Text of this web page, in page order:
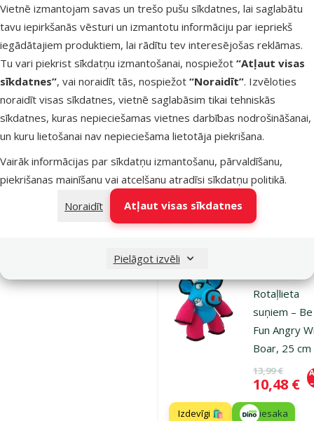
Vietnē izmantojam savas un trešo pušu sīkdatnes, lai saglabātu
tavu iepirkšanās vēsturi un izmantotu informāciju par iepriekš
iegādātajiem produktiem, lai rādītu tev interesējošas reklāmas.
Tu vari piekrist sīkdatņu izmantošanai, nospiežot “Atļaut visas
sīkdatnes”, vai noraidīt tās, nospiežot “Noraidīt”. Izvēloties
noraidīt visas sīkdatnes, vietnē saglabāsim tikai tehniskās
sīkdatnes, kuras nepieciešamas vietnes darbības nodrošināšanai,
un kuru lietošanai nav nepieciešama lietotāja piekrišana.
Vairāk informācijas par sīkdatņu izmantošanu, pārvaldīšanu,
piekrišanas mainīšanu vai atcelšanu atradīsi sīkdatņu politikā.
Noraidīt
Atļaut visas sīkdatnes
Pielāgot izvēli
Rotaļlieta
suņiem – Be
Fun TPR
Plush
39 cm
Cena
12,98 €
Izdevīgi 🛍️
Noliktavā
Rotaļlieta
suņiem – Be
Fun Angry
Boar, 25 cm
Atsauksmes
Oriģinālā
13,99 €
Cena
10,48 €
Izdevīgi 🛍️ iesaka